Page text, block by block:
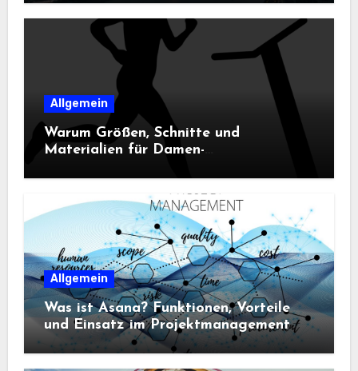
Allgemein
Warum Größen, Schnitte und
Materialien für Damen-
Allgemein
Was ist Asana? Funktionen, Vorteile
und Einsatz im Projektmanagement